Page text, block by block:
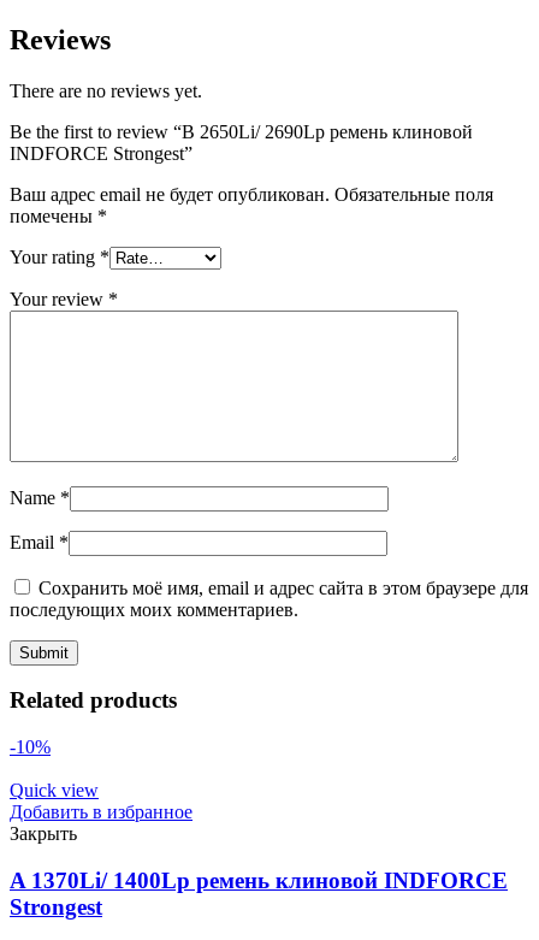
Reviews
There are no reviews yet.
Be the first to review “B 2650Li/ 2690Lp ремень клиновой
INDFORCE Strongest”
Ваш адрес email не будет опубликован. Обязательные поля
помечены *
Your rating *
Your review *
Name *
Email *
Сохранить моё имя, email и адрес сайта в этом браузере для
последующих моих комментариев.
Related products
-10%
Quick view
Добавить в избранное
Закрыть
A 1370Li/ 1400Lp ремень клиновой INDFORCE
Strongest